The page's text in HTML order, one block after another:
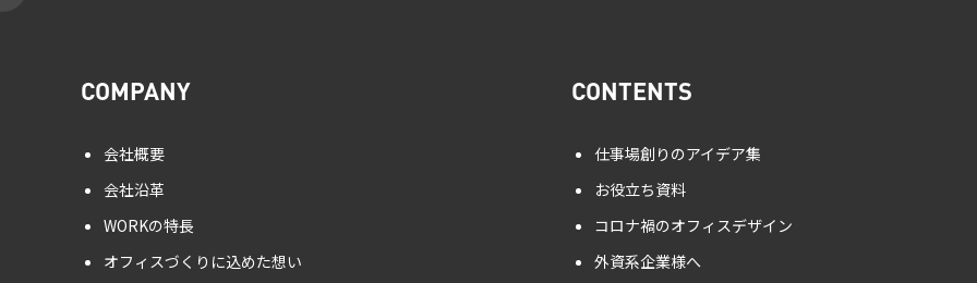
COMPANY
会社概要
会社沿革
WORKの特長
オフィスづくりに込めた想い
CONTENTS
仕事場創りのアイデア集
お役立ち資料
コロナ禍のオフィスデザイン
外資系企業様へ